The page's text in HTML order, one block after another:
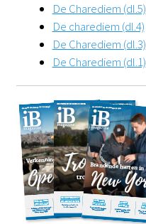
De Charediem (dl.5)
De charediem (dl.4)
De Charediem (dl.3)
De Charediem (dl.1)